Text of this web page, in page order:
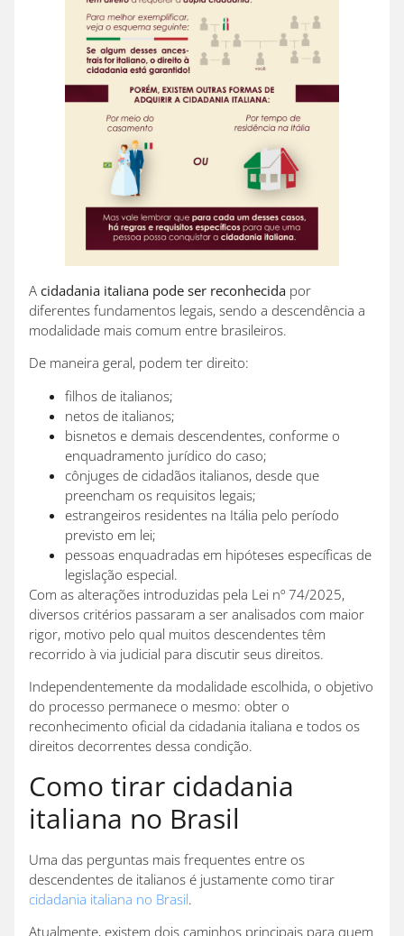
A cidadania italiana pode ser reconhecida por
diferentes fundamentos legais, sendo a descendência a
modalidade mais comum entre brasileiros.
De maneira geral, podem ter direito:
filhos de italianos;
netos de italianos;
bisnetos e demais descendentes, conforme o
enquadramento jurídico do caso;
cônjuges de cidadãos italianos, desde que
preencham os requisitos legais;
estrangeiros residentes na Itália pelo período
previsto em lei;
pessoas enquadradas em hipóteses específicas de
legislação especial.
Com as alterações introduzidas pela Lei nº 74/2025,
diversos critérios passaram a ser analisados com maior
rigor, motivo pelo qual muitos descendentes têm
recorrido à via judicial para discutir seus direitos.
Independentemente da modalidade escolhida, o objetivo
do processo permanece o mesmo: obter o
reconhecimento oficial da cidadania italiana e todos os
direitos decorrentes dessa condição.
Como tirar cidadania
italiana no Brasil
Uma das perguntas mais frequentes entre os
descendentes de italianos é justamente como tirar
cidadania italiana no Brasil.
Atualmente, existem dois caminhos principais para quem